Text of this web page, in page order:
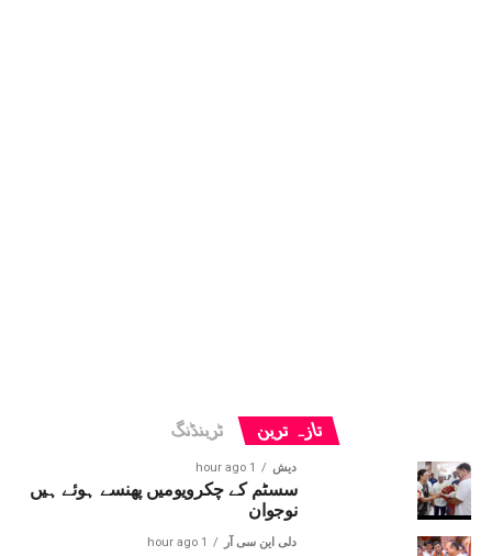
تازہ ترین ٹرینڈنگ
دیش 1 hour ago
سسٹم کے چکرویومیں پھنسے ہوئے ہیں
نوجوان
دلی این سی آر 1 hour ago